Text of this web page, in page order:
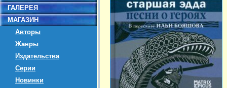
ГАЛЕРЕЯ
МАГАЗИН
Авторы
Жанры
Издательства
Серии
Новинки